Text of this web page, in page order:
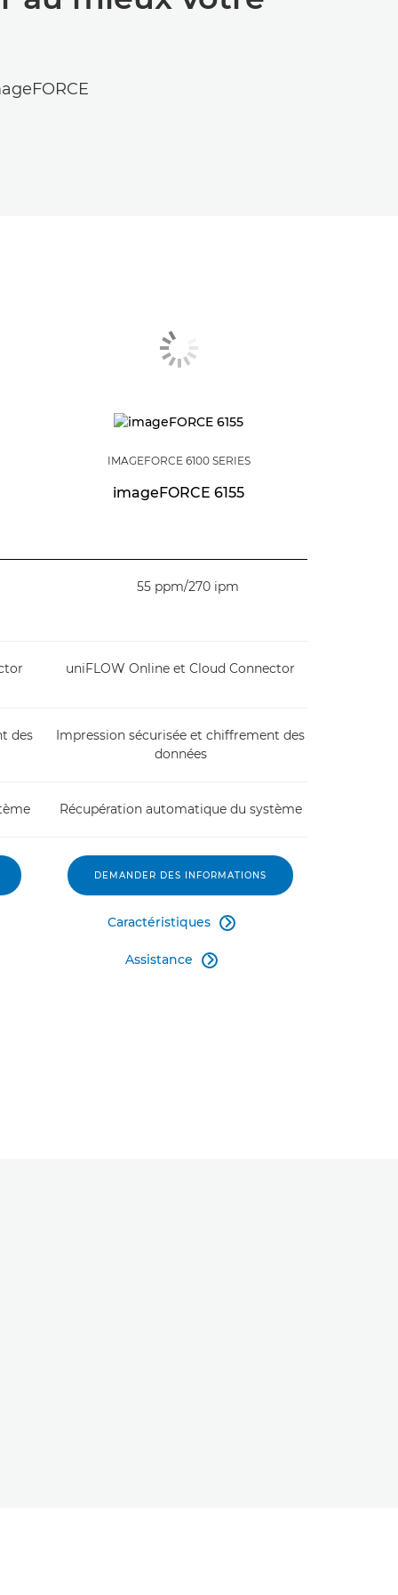
IMAGEFORCE 6100 SERIES
imageFORCE 6155
55 ppm/270 ipm
uniFLOW Online et Cloud Connector
des
Impression sécurisée et chiffrement des
données
Récupération automatique du système
DEMANDER DES INFORMATIONS
Caractéristiques 
Assistance 